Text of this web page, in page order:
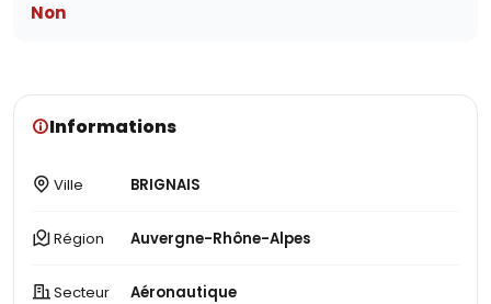
Non
Informations
Ville BRIGNAIS
Région Auvergne-Rhône-Alpes
Secteur Aéronautique